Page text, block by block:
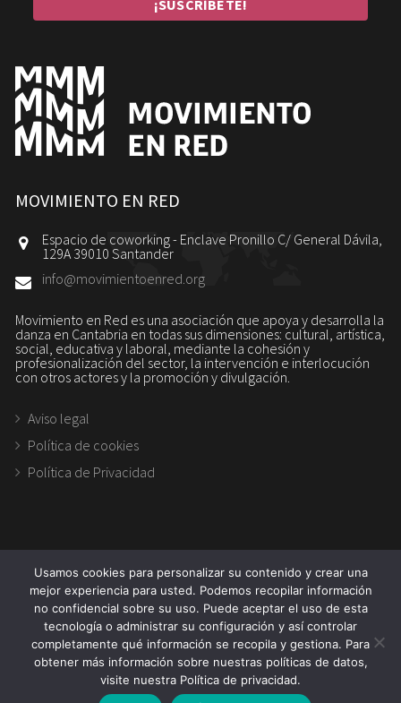
MOVIMIENTO EN RED
Espacio de coworking - Enclave Pronillo C/ General Dávila,
129A 39010 Santander
info@movimientoenred.org
Movimiento en Red es una asociación que apoya y desarrolla la
danza en Cantabria en todas sus dimensiones: cultural, artística,
social, educativa y laboral, mediante la cohesión y
profesionalización del sector, la intervención e interlocución
con otros actores y la promoción y divulgación.
Aviso legal
Política de cookies
Política de Privacidad
Copyright 2026. Asociación movimiento en RED
Usamos cookies para personalizar su contenido y crear una
mejor experiencia para usted. Podemos recopilar información
no confidencial sobre su uso. Puede aceptar el uso de esta
tecnología o administrar su configuración y así controlar
completamente qué información se recopila y gestiona. Para
obtener más información sobre nuestras políticas de datos,
visite nuestra Política de privacidad.